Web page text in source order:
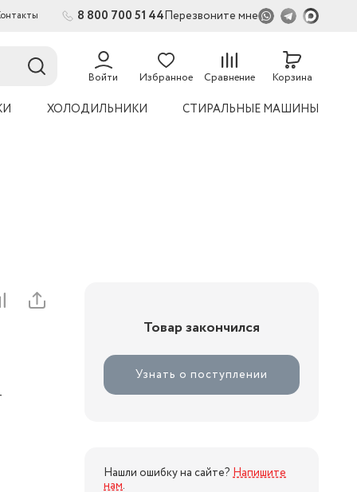
8 800 700 51 44Перезвоните мне
Войти Избранное Сравнение Корзина
ХОЛОДИЛЬНИКИ СТИРАЛЬНЫЕ МАШИНЫ
Товар закончился
Узнать о поступлении
Нашли ошибку на сайте? Напишите
нам.